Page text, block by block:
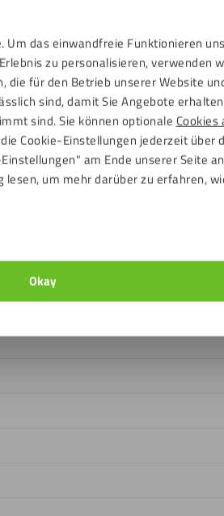
das einwandfreie Funktionieren
zu personalisieren, verwenden
die für den Betrieb unserer Website
sind, damit Sie Angebote
sind. Sie können optionaleCookies
Cookie-Einstellungen jederzeit über
am Ende unserer Seite
um mehr darüber zu erfahren,
Okay
Die Platte ist besonders
hohe UV-Beständigkeit und ist